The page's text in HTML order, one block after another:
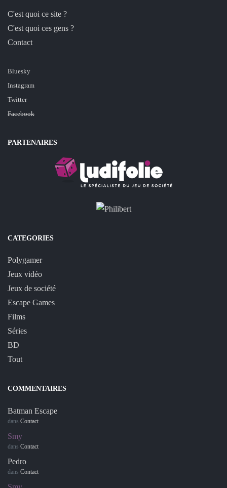
C'est quoi ce site ?
C'est quoi ces gens ?
Contact
Bluesky
Instagram
Twitter
Facebook
PARTENAIRES
CATEGORIES
Polygamer
Jeux vidéo
Jeux de société
Escape Games
Films
Séries
BD
Tout
COMMENTAIRES
Batman Escape
dans Contact
Smy
dans Contact
Pedro
dans Contact